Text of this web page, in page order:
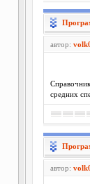
автор:
средних
автор: